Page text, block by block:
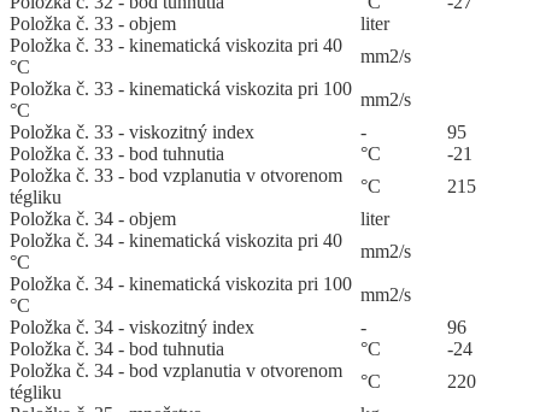
Položka č. 33 - objem
liter
Položka č. 33 - kinematická viskozita pri 40
°C
mm2/s
Položka č. 33 - kinematická viskozita pri 100
°C
mm2/s
Položka č. 33 - viskozitný index
-
95
Položka č. 33 - bod tuhnutia
°C
-21
Položka č. 33 - bod vzplanutia v otvorenom
tégliku
°C
215
Položka č. 34 - objem
liter
Položka č. 34 - kinematická viskozita pri 40
°C
mm2/s
Položka č. 34 - kinematická viskozita pri 100
°C
mm2/s
Položka č. 34 - viskozitný index
-
96
Položka č. 34 - bod tuhnutia
°C
-24
Položka č. 34 - bod vzplanutia v otvorenom
tégliku
°C
220